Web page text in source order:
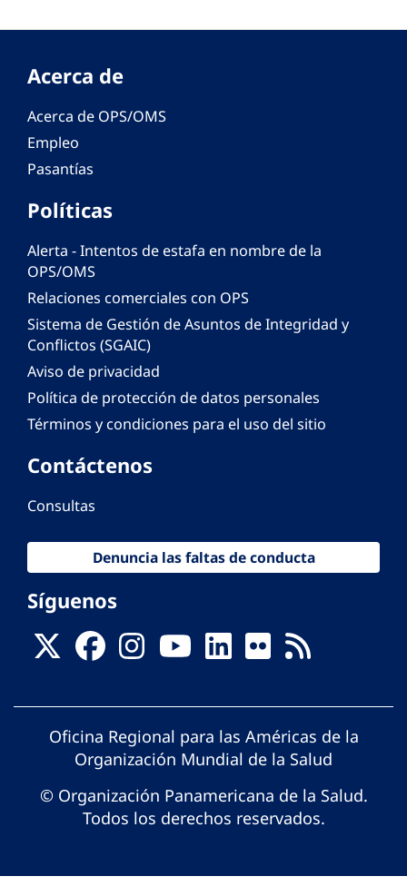
Acerca de
Acerca de OPS/OMS
Empleo
Pasantías
Políticas
Alerta - Intentos de estafa en nombre de la
OPS/OMS
Relaciones comerciales con OPS
Sistema de Gestión de Asuntos de Integridad y
Conflictos (SGAIC)
Aviso de privacidad
Política de protección de datos personales
Términos y condiciones para el uso del sitio
Contáctenos
Consultas
Denuncia las faltas de conducta
Síguenos
Oficina Regional para las Américas de la
Organización Mundial de la Salud
© Organización Panamericana de la Salud.
Todos los derechos reservados.